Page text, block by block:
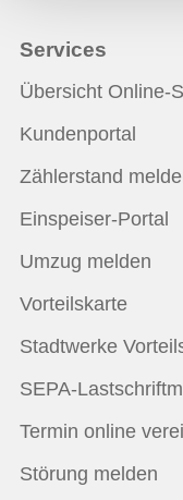
Services
Übersicht Online-
Kundenportal
Zählerstand
Einspeiser-Portal
Umzug melden
Vorteilskarte
Stadtwerke
SEPA-
Termin online
Störung melden